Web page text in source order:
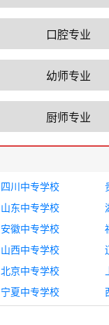
口腔专业
幼师专业
厨师专业
四川中专学校
山东中专学校
安徽中专学校
山西中专学校
北京中专学校
宁夏中专学校